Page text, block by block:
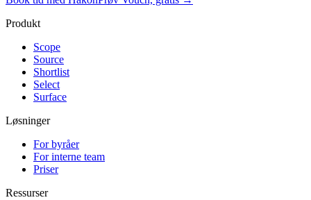
Produkt
Scope
Source
Shortlist
Select
Surface
Løsninger
For byråer
For interne team
Priser
Ressurser